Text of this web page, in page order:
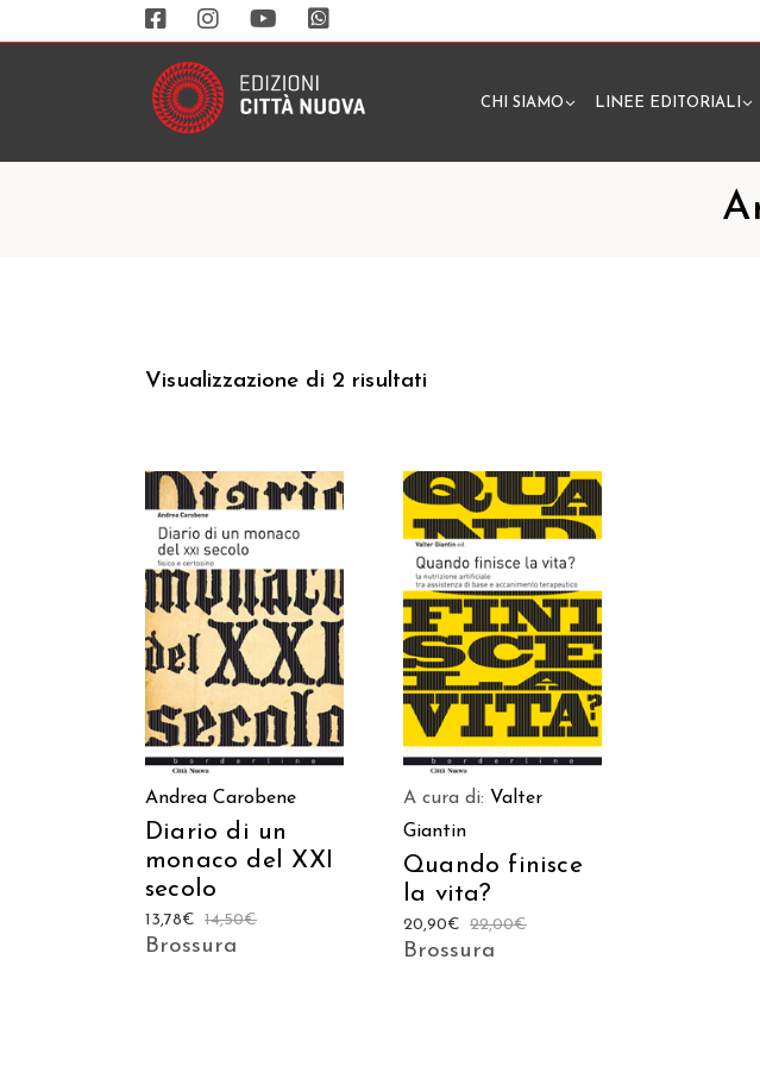
CHI SIAMO LINEE EDITORIALI
Visualizzazione di 2 risultati
AGGIUNGI AL CARRELLO
Andrea Carobene
Diario di un
monaco del XXI
secolo
14,50€
13,78€
Brossura
AGGIUNGI AL CARRELLO
A cura di: Valter
Giantin
Quando finisce
la vita?
22,00€
20,90€
Brossura